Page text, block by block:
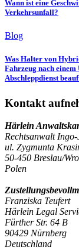
Wann ist eine
Verkehrsunfall?
Blog
Was Halter von
Fahrzeug nach
Abschleppdienst
Kontakt
Härlein
Rechtsanwalt
ul. Zygmunta
50-450 Breslau/
Polen
Franziska Teufert
Härlein Legal
Fürther Str. 64 B
90429 Nürnberg
Deutschland